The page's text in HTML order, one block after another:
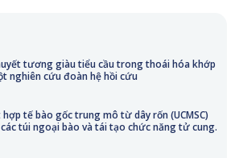
tương giàu tiểu cầu trong thoái hóa khớp
nghiên cứu đoàn hệ hồi cứu
tế bào gốc trung mô từ dây rốn (UCMSC)
túi ngoại bào và tái tạo chức năng tử cung.